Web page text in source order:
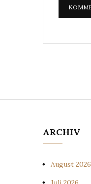
ARCHIV
August 2026